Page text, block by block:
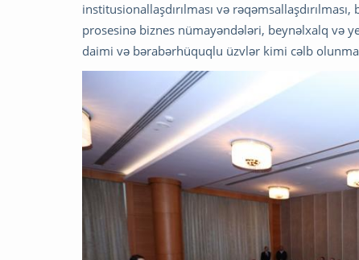
institusionallaşdırılması və
prosesinə biznes nümayəndələri, beynəlxalq və
daimi və bərabərhüquqlu üzvlər kimi cəlb